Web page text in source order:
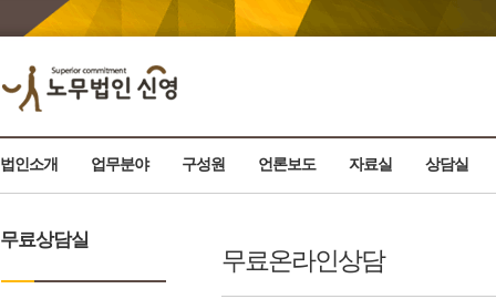
법인소개 업무분야 구성원 언론보도 자료실 상담실
무료상담실
무료온라인상담